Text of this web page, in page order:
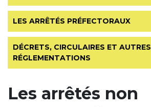
LES ARRÊTÉS PRÉFECTORAUX
DÉCRETS, CIRCULAIRES ET AUTRES
RÉGLEMENTATIONS
Les arrêtés non